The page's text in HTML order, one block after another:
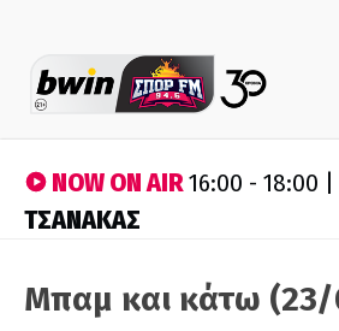
NOW ON AIR16:00 - 18:00 |
ΤΣΑΝΑΚΑΣ
Μπαμ και κάτω